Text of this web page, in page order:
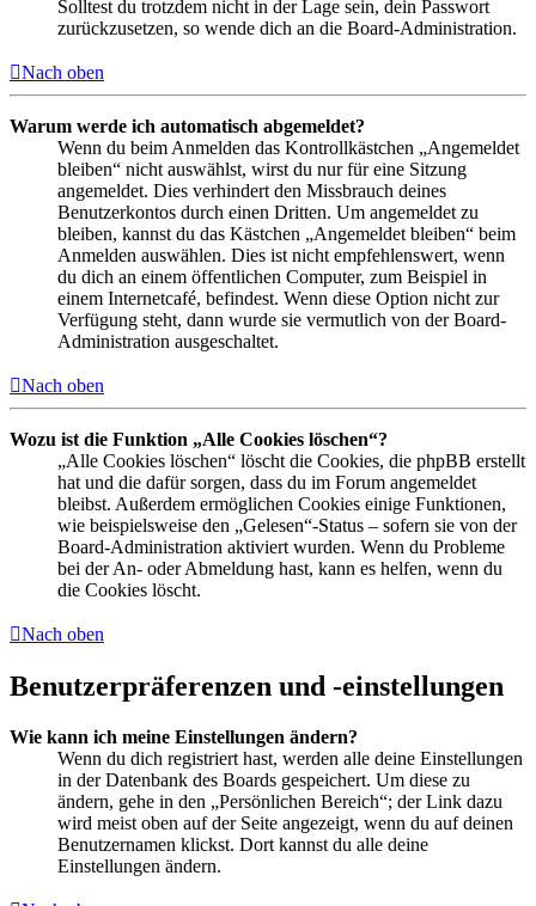
Solltest du trotzdem nicht in der Lage sein, dein Passwort
zurückzusetzen, so wende dich an die Board-Administration.
Nach oben
Warum werde ich automatisch abgemeldet?
Wenn du beim Anmelden das Kontrollkästchen „Angemeldet
bleiben“ nicht auswählst, wirst du nur für eine Sitzung
angemeldet. Dies verhindert den Missbrauch deines
Benutzerkontos durch einen Dritten. Um angemeldet zu
bleiben, kannst du das Kästchen „Angemeldet bleiben“ beim
Anmelden auswählen. Dies ist nicht empfehlenswert, wenn
du dich an einem öffentlichen Computer, zum Beispiel in
einem Internetcafé, befindest. Wenn diese Option nicht zur
Verfügung steht, dann wurde sie vermutlich von der Board-
Administration ausgeschaltet.
Nach oben
Wozu ist die Funktion „Alle Cookies löschen“?
„Alle Cookies löschen“ löscht die Cookies, die phpBB erstellt
hat und die dafür sorgen, dass du im Forum angemeldet
bleibst. Außerdem ermöglichen Cookies einige Funktionen,
wie beispielsweise den „Gelesen“-Status – sofern sie von der
Board-Administration aktiviert wurden. Wenn du Probleme
bei der An- oder Abmeldung hast, kann es helfen, wenn du
die Cookies löscht.
Nach oben
Benutzerpräferenzen und -einstellungen
Wie kann ich meine Einstellungen ändern?
Wenn du dich registriert hast, werden alle deine Einstellungen
in der Datenbank des Boards gespeichert. Um diese zu
ändern, gehe in den „Persönlichen Bereich“; der Link dazu
wird meist oben auf der Seite angezeigt, wenn du auf deinen
Benutzernamen klickst. Dort kannst du alle deine
Einstellungen ändern.